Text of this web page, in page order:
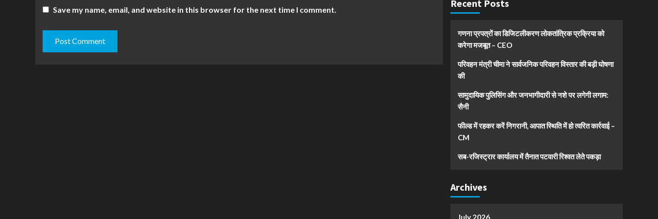
Save my name, email, and website in this browser for the next time I comment.
Recent Posts
गणना प्रपत्रों का डिजिटलीकरण लोकतांत्रिक प्रक्रिया को
करेगा मजबूत – CEO
परिवहन मंत्री चीमा ने सार्वजनिक परिवहन विस्तार की बड़ी घोषणा
की
सामुदायिक पुलिसिंग और जनभागीदारी से नशे पर लगेगी लगाम:
सैनी
फील्ड में रहकर करें निगरानी, आपात स्थिति में हो त्वरित कार्रवाई –
CM
सब-रजिस्ट्रार कार्यालय में तैनात पटवारी रिश्वत लेते पकड़ा
Archives
July 2026